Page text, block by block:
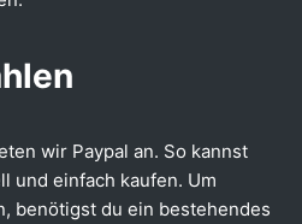
wir Paypal an. So kannst
und einfach kaufen. Um
benötigst du ein bestehendes